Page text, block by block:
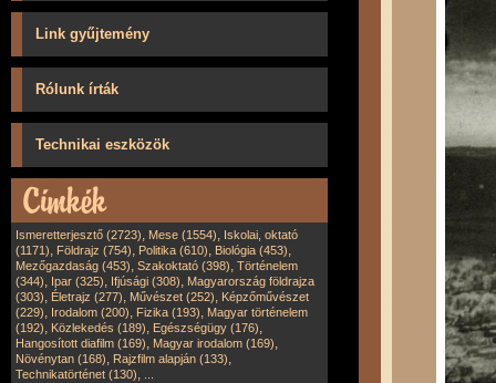
Link gyűjtemény
Rólunk írták
Technikai eszközök
Ismeretterjesztő (2723), Mese (1554), Iskolai, oktató
(1171), Földrajz (754), Politika (610), Biológia (453),
Mezőgazdaság (453), Szakoktató (398), Történelem
(344), Ipar (325), Ifjúsági (308), Magyarország földrajza
(303), Életrajz (277), Művészet (252), Képzőművészet
(229), Irodalom (200), Fizika (193), Magyar történelem
(192), Közlekedés (189), Egészségügy (176),
Hangosított diafilm (169), Magyar irodalom (169),
Növénytan (168), Rajzfilm alapján (133),
Technikatörténet (130),